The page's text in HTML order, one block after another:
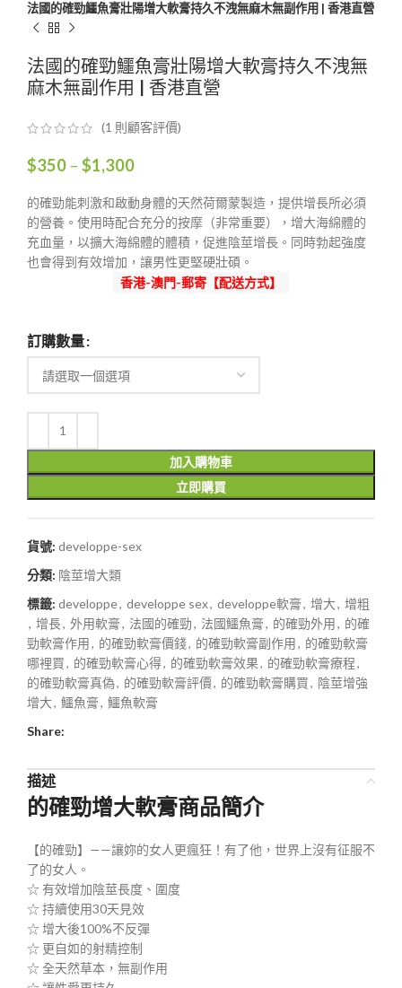
法國的確勁鱷魚膏壯陽增大軟膏持久不洩無麻木無副作用 | 香港直營
法國的確勁鱷魚膏壯陽增大軟膏持久不洩無
麻木無副作用 | 香港直營
(1 則顧客評價)
$350 – $1,300價
範
圍：
$350
到
$1,300
的確勁能刺激和啟動身體的天然荷爾蒙製造，提供增長所必須
的營養。使用時配合充分的按摩（非常重要），增大海綿體的
充血量，以擴大海綿體的體積，促進陰莖增長。同時勃起強度
也會得到有效增加，讓男性更堅硬壯碩。
香港-澳門-郵寄【配送方式】
訂購數量
加入購物車
立即購買
貨號: developpe-sex
分類: 陰莖增大類
標籤: developpe, developpe sex, developpe軟膏, 增大, 增粗
, 增長, 外用軟膏, 法國的確勁, 法國鱷魚膏, 的確勁外用, 的確
勁軟膏作用, 的確勁軟膏價錢, 的確勁軟膏副作用, 的確勁軟膏
哪裡買, 的確勁軟膏心得, 的確勁軟膏效果, 的確勁軟膏療程,
的確勁軟膏真偽, 的確勁軟膏評價, 的確勁軟膏購買, 陰莖增強
增大, 鱷魚膏, 鱷魚軟膏
Share:
描述
的確勁增大軟膏商品簡介
【的確勁】——讓妳的女人更瘋狂！有了他，世界上沒有征服不
了的女人。
☆ 有效增加陰莖長度、圍度
☆ 持續使用30天見效
☆ 增大後100%不反彈
☆ 更自如的射精控制
☆ 全天然草本，無副作用